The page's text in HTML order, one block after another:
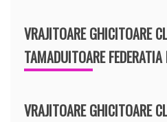
VRAJITOARE GHICITOARE
TAMADUITOARE
VRAJITOARE GHICITOARE